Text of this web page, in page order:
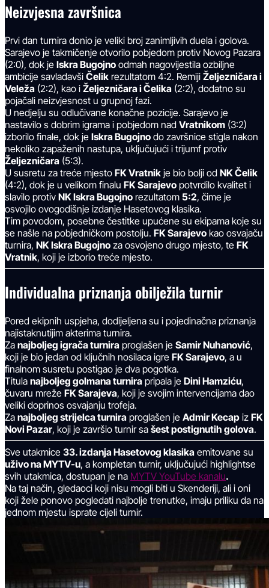
Neizvjesna završnica
Prvi dan turnira donio je veliki broj zanimljivih duela i golova.
Sarajevo je takmičenje otvorilo pobjedom protiv Novog Pazara
(2:0), dok je Iskra Bugojno odmah nagovijestila ozbiljne
ambicije savladavši Čelik rezultatom 4:2. Remiji Željezničara i
Veleža (2:2), kao i Željezničara i Čelika (2:2), dodatno su
pojačali neizvjesnost u grupnoj fazi.
U nedjelju su odlučivane konačne pozicije. Sarajevo je
nastavilo s dobrim igrama i pobjedom nad Vratnikom (3:2)
izborilo finale, dok je Iskra Bugojno do završnice stigla nakon
nekoliko zapaženih nastupa, uključujući i trijumf protiv
Željezničara (5:3).
U susretu za treće mjesto FK Vratnik je bio bolji od NK Čelik
(4:2), dok je u velikom finalu FK Sarajevo potvrdilo kvalitet i
slavilo protiv NK Iskra Bugojno rezultatom 5:2, čime je
osvojilo ovogodišnje izdanje Hasetovog klasika.
Tim povodom, posebne čestitke upućene su ekipama koje su
se našle na pobjedničkom postolju. FK Sarajevo kao osvajaču
turnira, NK Iskra Bugojno za osvojeno drugo mjesto, te FK
Vratnik, koji je izborio treće mjesto.
Individualna priznanja obilježila turnir
Pored ekipnih uspjeha, dodijeljena su i pojedinačna priznanja
najistaknutijim akterima turnira.
Za najboljeg igrača turnira proglašen je Samir Nuhanović,
koji je bio jedan od ključnih nosilaca igre FK Sarajevo, a u
finalnom susretu postigao je dva pogotka.
Titula najboljeg golmana turnira pripala je Dini Hamziću,
čuvaru mreže FK Sarajeva, koji je svojim intervencijama dao
veliki doprinos osvajanju trofeja.
Za najboljeg strijelca turnira proglašen je Admir Kecap iz FK
Novi Pazar, koji je završio turnir sa šest postignutih golova.
Sve utakmice 33. izdanja Hasetovog klasika emitovane su
uživo na MYTV-u, a kompletan turnir, uključujući highlightse
svih utakmica, dostupan je na MYTV YouTube kanalu.
Na taj način, gledaoci koji nisu mogli biti u Skenderiji, ali i oni
koji žele ponovo pogledati najbolje trenutke, imaju priliku da na
jednom mjestu isprate cijeli turnir.